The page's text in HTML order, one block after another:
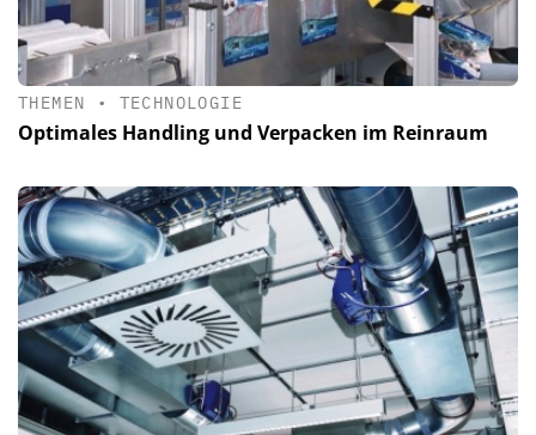
THEMEN • TECHNOLOGIE
Optimales Handling und Verpacken im Reinraum